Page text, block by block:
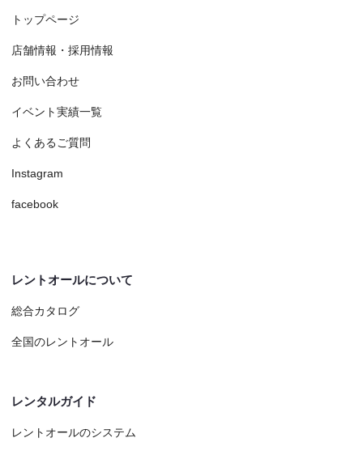
トップページ
店舗情報・採用情報
お問い合わせ
イベント実績一覧
よくあるご質問
Instagram
facebook
レントオールについて
総合カタログ
全国のレントオール
レンタルガイド
レントオールのシステム